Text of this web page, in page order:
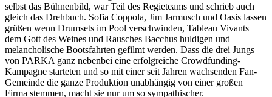
selbst das Bühnenbild, war Teil des Regieteams und schrieb auch
gleich das Drehbuch. Sofia Coppola, Jim Jarmusch und Oasis lassen
grüßen wenn Drumsets im Pool verschwinden, Tableau Vivants
dem Gott des Weines und Rausches Bacchus huldigen und
melancholische Bootsfahrten gefilmt werden. Dass die drei Jungs
von PARKA ganz nebenbei eine erfolgreiche Crowdfunding-
Kampagne starteten und so mit einer seit Jahren wachsenden Fan-
Gemeinde die ganze Produktion unabhängig von einer großen
Firma stemmen, macht sie nur um so sympathischer.